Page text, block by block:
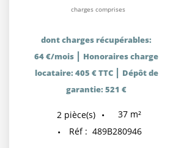
charges comprises
dont charges récupérables:
64 €/mois | Honoraires charge
locataire: 405 € TTC | Dépôt de
garantie: 521 €
2 pièce(s) 37 m²
Réf : 489B280946